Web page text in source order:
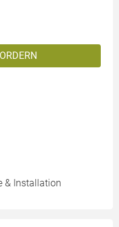
& Installation